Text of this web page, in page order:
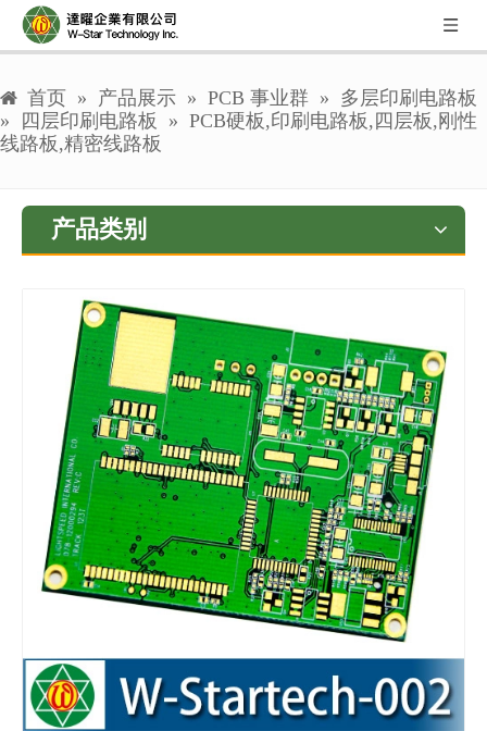
首页 » 产品展示 » PCB 事业群 » 多层印刷电路板
»
四层印刷电路板 » PCB硬板,印刷电路板,四层板,刚性
线路板,精密线路板
产品类别